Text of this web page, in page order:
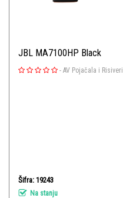
JBL MA7100HP Black
- AV Pojačala i Risiveri
Šifra: 19243
Na stanju